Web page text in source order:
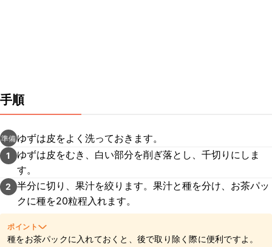
手順
準備 ゆずは皮をよく洗っておきます。
1
ゆずは皮をむき、白い部分を削ぎ落とし、千切りにしま
す。
2
半分に切り、果汁を絞ります。果汁と種を分け、お茶パッ
クに種を20粒程入れます。
ポイント
種をお茶パックに入れておくと、後で取り除く際に便利ですよ。